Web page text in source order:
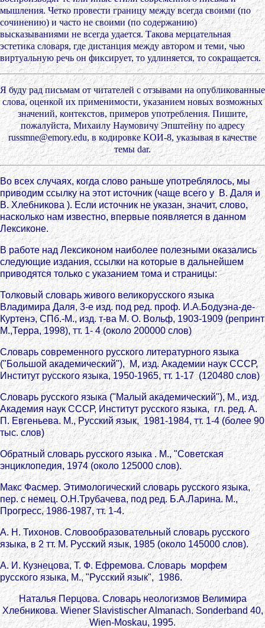
мышления. Четко провести границу между всегда своими (по
сочинению) и часто не своими (по содержанию)
высказываниями не всегда удается. Такова мерцательная
эстетика словаря, где дистанция между автором и теми, чью
виртуальную речь он фиксирует, то удлиняется, то сокращается.
Я буду рад письмам от читателей с отзывами на опубликованные
слова, оценкой их применимости, указанием новых возможных
значений, контекстов, примеров употребления. Пишите,
пожалуйста, Михаилу Наумовичу Эпштейну по адресу
russmne@emory.edu, в кодировке КОИ-8, указывая в качестве
темы dar.
Во всех случаях, когда слово раньше употреблялось, мы
приводим ссылку на этот источник (чаще всего у В. Даля и
В. Хлебникова ). Если источник не указан, значит, слово,
насколько нам известно, впервые появляется в данном
Лексиконе.
В работе над Лексиконом наиболее полезными оказались
следующие издания, ссылки на которые в дальнейшем
приводятся только с указанием тома и страницы:
Толковый словарь живого великорусского языка
Владимира Даля, 3-е изд. под ред. проф. И.А.Бодуэна-де-
Куртенэ, СПб.-М., изд. т-ва М. О. Вольф, 1903-1909 (репринт
М.,Терра, 1998), тт. 1- 4 (около 200000 слов)
Словарь современного русского литературного языка
("Большой aкадемический"), М, изд. Академии наук СССР,
Институт русского языка, 1950-1965, тт. 1-17 (120480 слов)
Словарь русского языка ("Малый академический"), М., изд.
Академия наук СССР, Институт русского языка, гл. ред. А.
П. Евгеньева. М., Русский язык, 1981-1984, тт. 1-4 (более 90
тыс. слов)
Обратный словарь русского языка . M., "Советская
энциклопедия, 1974 (около 125000 слов).
Макс Фасмер. Этимологический словарь русского языка,
пер. с немец. О.Н.Трубачева, под ред. Б.А.Ларина. М.,
Прогресс, 1986-1987, тт. 1-4.
А. Н. Тихонов. Словообразовательный словарь русского
языка, в 2 тт. М. Русский язык, 1985 (около 145000 слов).
А. И. Кузнецова, Т. Ф. Ефремова. Словарь морфем
русского языка, М., "Русский язык", 1986.
Наталья Перцова. Словарь неологизмов Велимира
Хлебникова. Wiener Slavistischer Almanach. Sonderband 40,
Wien-Moskau, 1995.